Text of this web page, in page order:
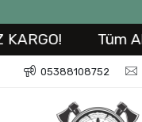
Tüm
05388108752